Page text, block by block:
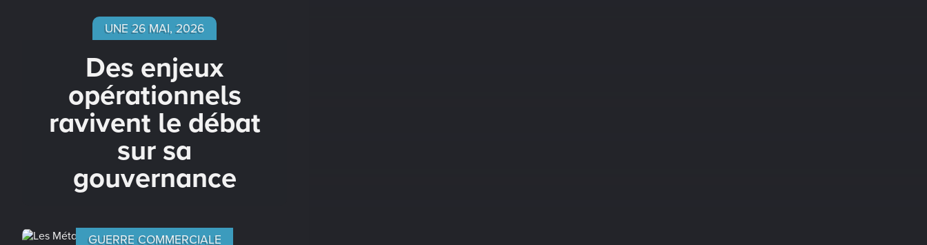
UNE 26 MAI, 2026
Des enjeux
opérationnels
ravivent le débat
sur sa
gouvernance
GUERRE COMMERCIALE